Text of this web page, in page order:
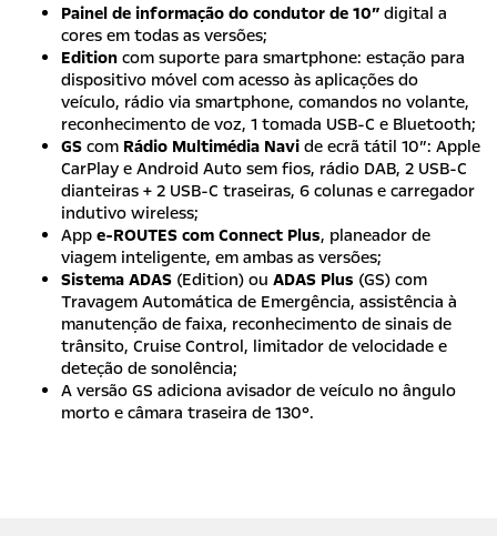
Painel de informação do condutor de 10″ digital a
cores em todas as versões;
Edition com suporte para smartphone: estação para
dispositivo móvel com acesso às aplicações do
veículo, rádio via smartphone, comandos no volante,
reconhecimento de voz, 1 tomada USB-C e Bluetooth;
GS com Rádio Multimédia Navi de ecrã tátil 10″: Apple
CarPlay e Android Auto sem fios, rádio DAB, 2 USB-C
dianteiras + 2 USB-C traseiras, 6 colunas e carregador
indutivo wireless;
App e-ROUTES com Connect Plus, planeador de
viagem inteligente, em ambas as versões;
Sistema ADAS (Edition) ou ADAS Plus (GS) com
Travagem Automática de Emergência, assistência à
manutenção de faixa, reconhecimento de sinais de
trânsito, Cruise Control, limitador de velocidade e
deteção de sonolência;
A versão GS adiciona avisador de veículo no ângulo
morto e câmara traseira de 130°.